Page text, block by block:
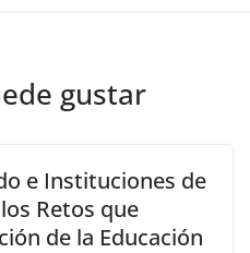
gustar
e Instituciones de
Retos que
de la Educación